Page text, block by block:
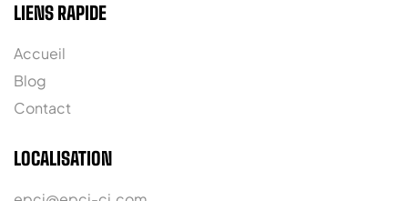
LIENS RAPIDE
Accueil
Blog
Contact
LOCALISATION